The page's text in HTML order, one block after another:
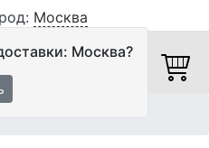
Москва
Москва?